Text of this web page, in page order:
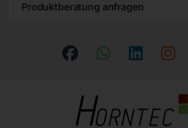
Produktberatung anfragen